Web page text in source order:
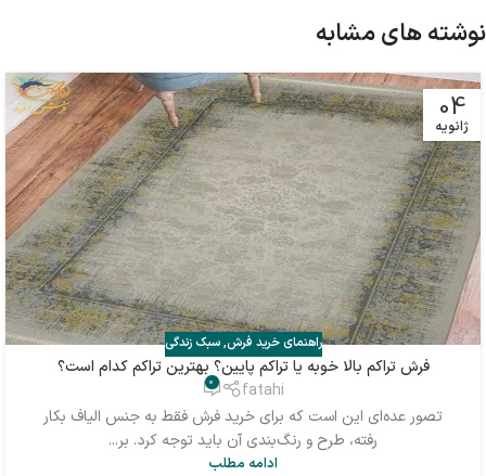
نوشته های مشابه
04
ژانویه
راهنمای خرید فرش,سبک زندگی
فرش تراکم بالا خوبه یا تراکم پایین؟ بهترین تراکم کدام است؟
fatahi
0
تصور عده‌ای این است که برای خرید فرش فقط به جنس الیاف بکار
رفته، طرح و رنگ‌بندی آن باید توجه کرد. بر...
ادامه مطلب